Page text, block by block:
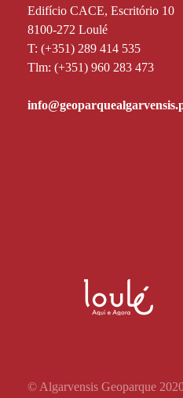
Edifício CACE, Escritório 10
8100-272 Loulé
T: (+351) 289 414 535
Tlm: (+351) 960 283 473
© Algarvensis Geoparque